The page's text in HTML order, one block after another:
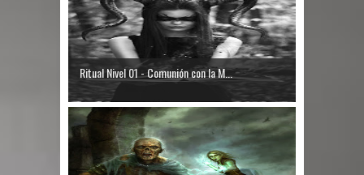
Ritual Nivel 01 - Comunión con la M...